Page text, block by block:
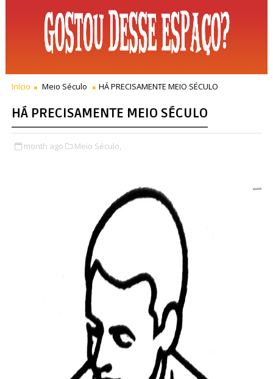
Início Meio Século HÁ PRECISAMENTE MEIO SÉCULO
HÁ PRECISAMENTE MEIO SÉCULO
month ago Meio Século,